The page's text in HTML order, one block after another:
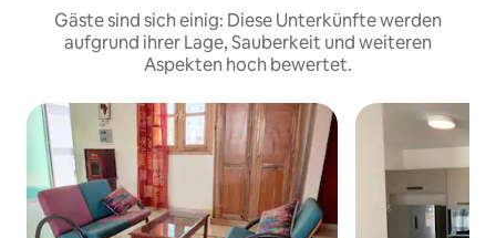
Gäste sind sich einig: Diese Unterkünfte werden
aufgrund ihrer Lage, Sauberkeit und weiteren
Aspekten hoch bewertet.